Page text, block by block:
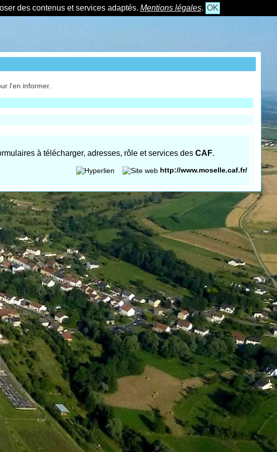
des contenus et services adaptés. Mentions légales. OK
l'en informer.
à télécharger, adresses, rôle et services des CAF.
http://www.moselle.caf.fr/